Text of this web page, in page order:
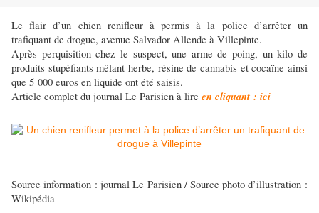
Le flair d’un chien renifleur à permis à la police d’arrêter un
trafiquant de drogue, avenue Salvador Allende à Villepinte.
Après perquisition chez le suspect, une arme de poing, un kilo de
produits stupéfiants mêlant herbe, résine de cannabis et cocaïne ainsi
que 5 000 euros en liquide ont été saisis.
Article complet du journal Le Parisien à lire en cliquant : ici
Source information : journal Le Parisien / Source photo d’illustration :
Wikipédia